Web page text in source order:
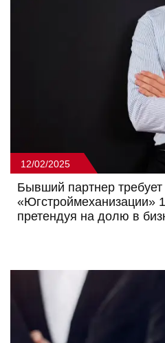
12/02/2025
Бывший партнер требует
«Югстроймеханизации»
претендуя на долю в